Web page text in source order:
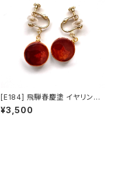
[E184] 飛騨春慶塗 イヤリング
平円 （茶・銀箔）
¥3,500